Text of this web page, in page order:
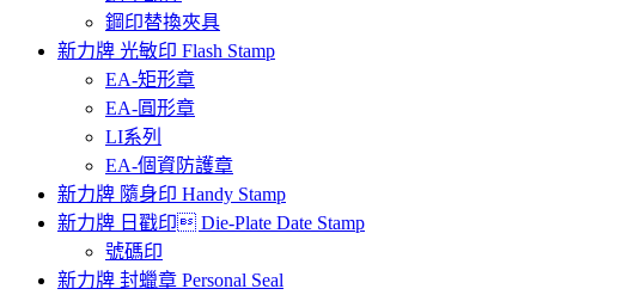
鋼印替換夾具
新力牌 光敏印 Flash Stamp
EA-矩形章
EA-圓形章
LI系列
EA-個資防護章
新力牌 隨身印 Handy Stamp
新力牌 日戳印 Die-Plate Date Stamp
號碼印
新力牌 封蠟章 Personal Seal